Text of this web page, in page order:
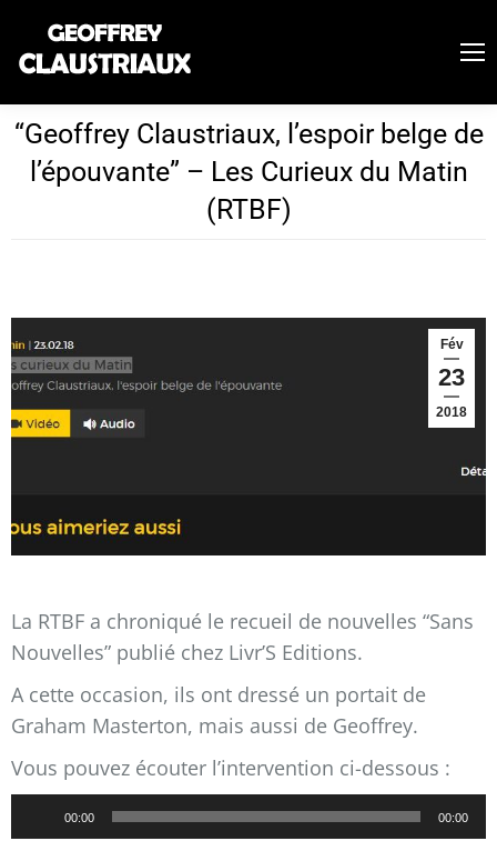
“Geoffrey Claustriaux, l’espoir belge de
l’épouvante” – Les Curieux du Matin
(RTBF)
Fév
23
2018
La RTBF a chroniqué le recueil de nouvelles “Sans
Nouvelles” publié chez Livr’S Editions.
A cette occasion, ils ont dressé un portait de
Graham Masterton, mais aussi de Geoffrey.
Vous pouvez écouter l’intervention ci-dessous :
Lecteur
audio
00:00 00:00